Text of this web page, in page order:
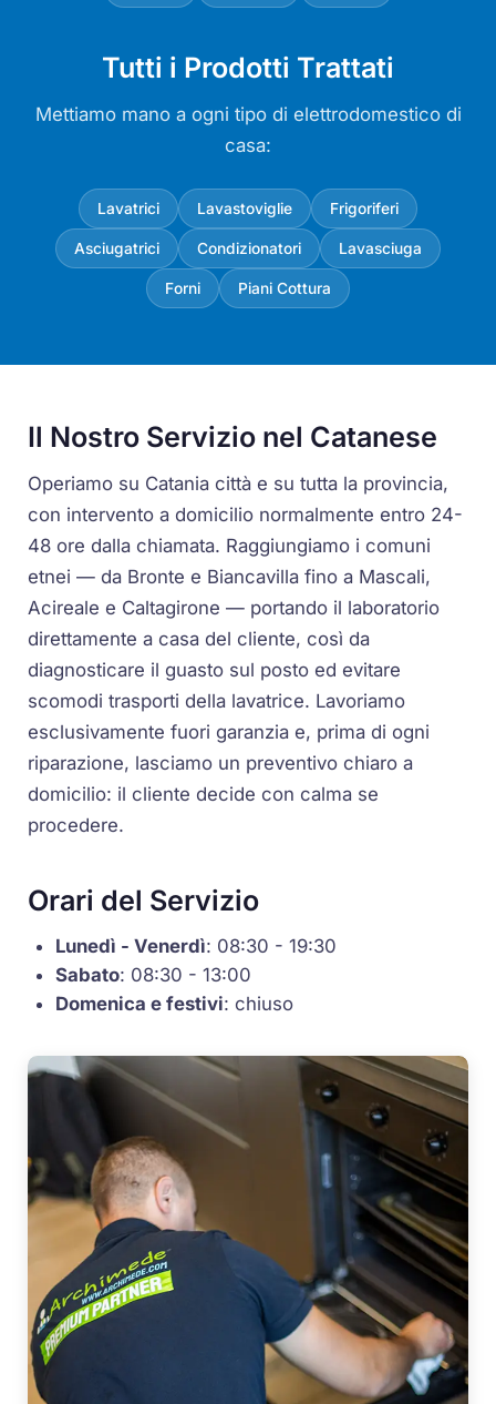
Tutti i Prodotti Trattati
Mettiamo mano a ogni tipo di elettrodomestico di
casa:
Lavatrici Lavastoviglie Frigoriferi
Asciugatrici Condizionatori Lavasciuga
Forni Piani Cottura
Il Nostro Servizio nel Catanese
Operiamo su Catania città e su tutta la provincia,
con intervento a domicilio normalmente entro 24-
48 ore dalla chiamata. Raggiungiamo i comuni
etnei — da Bronte e Biancavilla fino a Mascali,
Acireale e Caltagirone — portando il laboratorio
direttamente a casa del cliente, così da
diagnosticare il guasto sul posto ed evitare
scomodi trasporti della lavatrice. Lavoriamo
esclusivamente fuori garanzia e, prima di ogni
riparazione, lasciamo un preventivo chiaro a
domicilio: il cliente decide con calma se
procedere.
Orari del Servizio
Lunedì - Venerdì: 08:30 - 19:30
Sabato: 08:30 - 13:00
Domenica e festivi: chiuso